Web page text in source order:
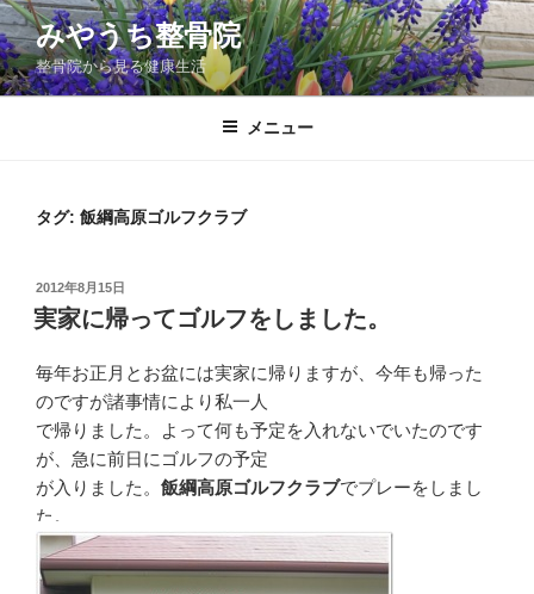
コ
ン
テ
ン
みやうち整骨院
整骨院から見る健康生活
メニュー
タグ: 飯綱高原ゴルフクラブ
投
稿
日:
2012年8月15日
実家に帰ってゴルフをしました。
毎年お正月とお盆には実家に帰りますが、今年も帰った
のですが諸事情により私一人
で帰りました。よって何も予定を入れないでいたのです
が、急に前日にゴルフの予定
が入りました。 飯綱高原ゴルフクラブでプレーをしまし
た。